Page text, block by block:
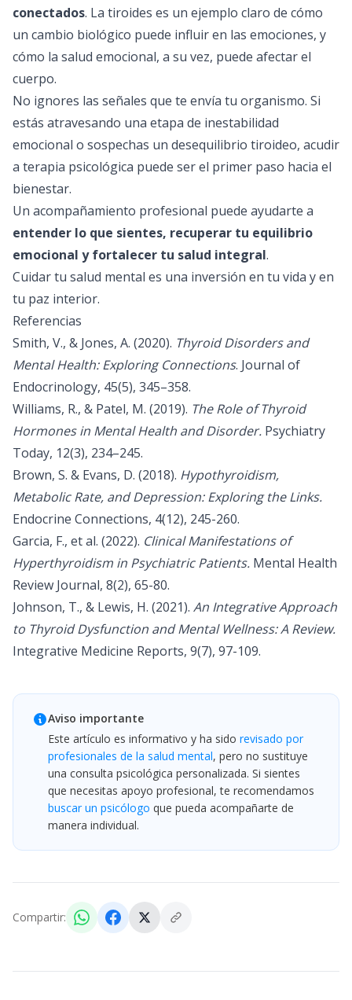
conectados. La tiroides es un ejemplo claro de cómo
un cambio biológico puede influir en las emociones, y
cómo la salud emocional, a su vez, puede afectar el
cuerpo.
No ignores las señales que te envía tu organismo. Si
estás atravesando una etapa de inestabilidad
emocional o sospechas un desequilibrio tiroideo, acudir
a terapia psicológica puede ser el primer paso hacia el
bienestar.
Un acompañamiento profesional puede ayudarte a
entender lo que sientes, recuperar tu equilibrio
emocional y fortalecer tu salud integral.
Cuidar tu salud mental es una inversión en tu vida y en
tu paz interior.
Referencias
Smith, V., & Jones, A. (2020). Thyroid Disorders and
Mental Health: Exploring Connections. Journal of
Endocrinology, 45(5), 345–358.
Williams, R., & Patel, M. (2019). The Role of Thyroid
Hormones in Mental Health and Disorder. Psychiatry
Today, 12(3), 234–245.
Brown, S. & Evans, D. (2018). Hypothyroidism,
Metabolic Rate, and Depression: Exploring the Links.
Endocrine Connections, 4(12), 245-260.
Garcia, F., et al. (2022). Clinical Manifestations of
Hyperthyroidism in Psychiatric Patients. Mental Health
Review Journal, 8(2), 65-80.
Johnson, T., & Lewis, H. (2021). An Integrative Approach
to Thyroid Dysfunction and Mental Wellness: A Review.
Integrative Medicine Reports, 9(7), 97-109.
Aviso importante
Este artículo es informativo y ha sido revisado por
profesionales de la salud mental, pero no sustituye
una consulta psicológica personalizada. Si sientes
que necesitas apoyo profesional, te recomendamos
buscar un psicólogo que pueda acompañarte de
manera individual.
Compartir: